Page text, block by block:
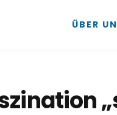
ÜBER